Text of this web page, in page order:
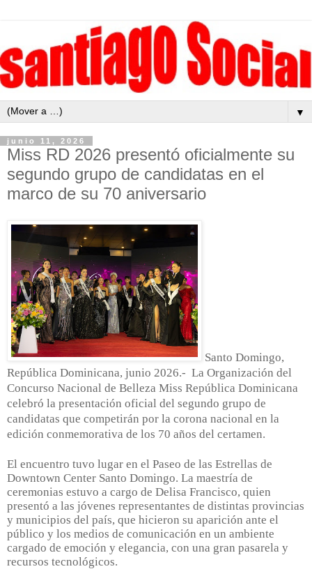
▼
junio 11, 2026
Miss RD 2026 presentó oficialmente su
segundo grupo de candidatas en el
marco de su 70 aniversario
Santo Domingo,
República Dominicana, junio 2026.- La Organización del
Concurso Nacional de Belleza Miss República Dominicana
celebró la presentación oficial del segundo grupo de
candidatas que competirán por la corona nacional en la
edición conmemorativa de los 70 años del certamen.
El encuentro tuvo lugar en el Paseo de las Estrellas de
Downtown Center Santo Domingo. La maestría de
ceremonias estuvo a cargo de Delisa Francisco, quien
presentó a las jóvenes representantes de distintas provincias
y municipios del país, que hicieron su aparición ante el
público y los medios de comunicación en un ambiente
cargado de emoción y elegancia, con una gran pasarela y
recursos tecnológicos.